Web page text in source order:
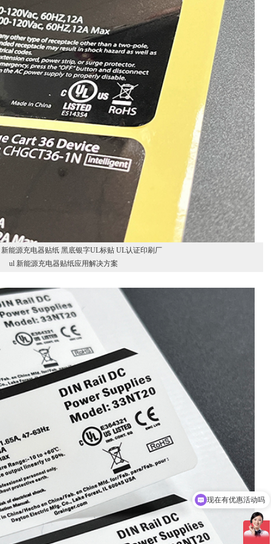
能源充电器贴纸 黑底银字UL标贴 UL认证印刷厂
ul 新能源充电器贴纸应用解决方案
可以介绍下你们的产品么
你们是怎么收费的呢